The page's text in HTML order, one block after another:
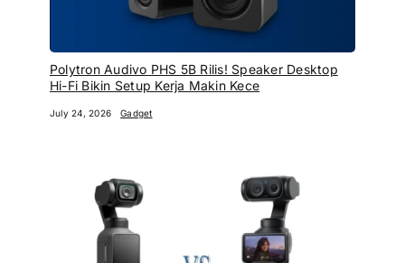
Polytron Audivo PHS 5B Rilis! Speaker Desktop
Hi-Fi Bikin Setup Kerja Makin Kece
July 24, 2026 Gadget